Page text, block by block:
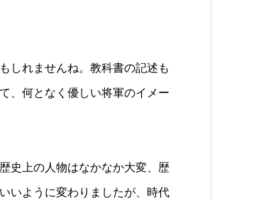
しれませんね。教科書の記述も
、何となく優しい将軍のイメー
史上の人物はなかなか大変、歴
いように変わりましたが、時代